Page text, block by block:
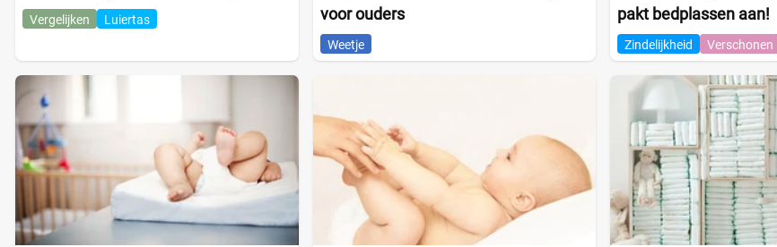
Vergelijken Luiertas
voor ouders
Weetje
pakt bedplassen aan!
Zindelijkheid Verschonen